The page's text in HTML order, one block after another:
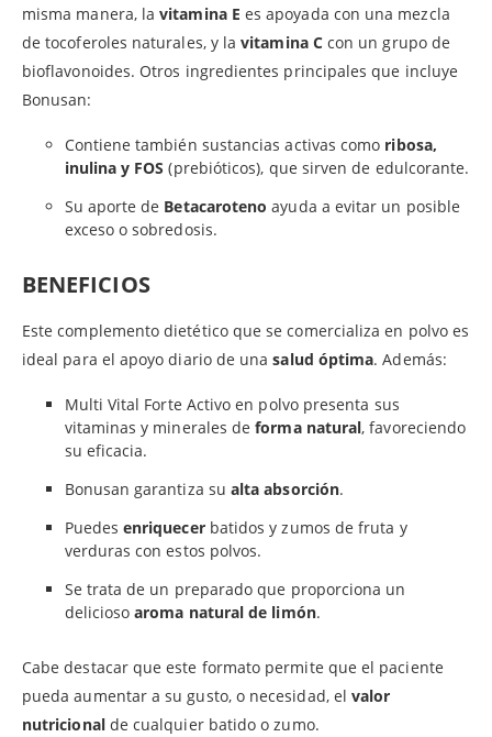
misma manera, lavitamina E es apoyada con una mezcla
de tocoferoles naturales, y lavitamina Ccon un grupo de
bioflavonoides. Otros ingredientes principales que incluye
Bonusan:
Contiene también sustancias activas como ribosa,
inulina y FOS (prebióticos), que sirven de edulcorante.
Su aporte de Betacaroteno ayuda a evitar un posible
exceso o sobredosis.
BENEFICIOS
Este complemento dietético que se comercializa en polvo es
ideal para el apoyo diario de unasalud óptima. Además:
Multi Vital Forte Activo en polvo presenta sus
vitaminas y minerales deforma natural, favoreciendo
su eficacia.
Bonusan garantiza su alta absorción.
Puedes enriquecerbatidos y zumos de fruta y
verduras con estos polvos.
Se trata de un preparado que proporciona un
deliciosoaroma natural de limón.
Cabe destacar que este formato permite que el paciente
pueda aumentar a su gusto, o necesidad, elvalor
nutricionalde cualquier batido o zumo.